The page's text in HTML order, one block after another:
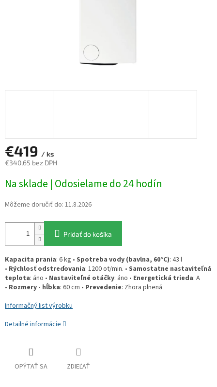
€419 / ks
€340,65 bez DPH
cena:
Na sklade | Odosielame do 24 hodín
Môžeme doručiť do: 11.8.2026
Pridať do košíka
Kapacita prania: 6 kg • Spotreba vody (bavlna, 60°C): 43 l
• Rýchlosť odstreďovania: 1200 ot/min. • Samostatne nastaviteľná
teplota: áno • Nastaviteľné otáčky: áno • Energetická trieda: A
• Rozmery - hĺbka: 60 cm • Prevedenie: Zhora plnená
Informačný list výrobku
Detailné informácie
OPÝTAŤ SA ZDIEĽAŤ